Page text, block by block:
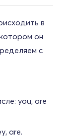
в
он
с
you, are
are.